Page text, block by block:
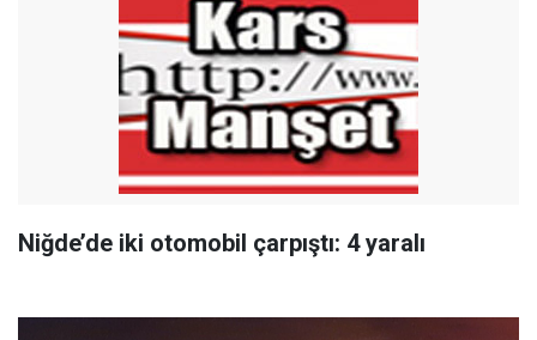
Niğde’de iki otomobil çarpıştı: 4 yaralı